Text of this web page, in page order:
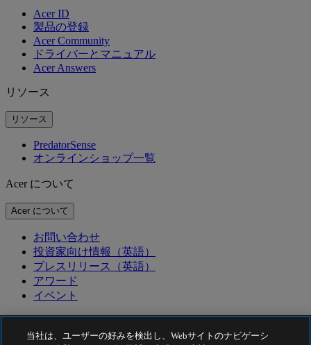
Acer ID
製品の登録
Acer Community
ドライバーとマニュアル
Acer Answers
リソース
リソース
PredatorSense
オンラインショップ一覧
Acer について
Acer について
お問い合わせ
投資家向け情報（英語）
プレスリリース（英語）
アワード
イベント
当社は、ユーザーの好みを検出し、Webサイトのナビゲーシ